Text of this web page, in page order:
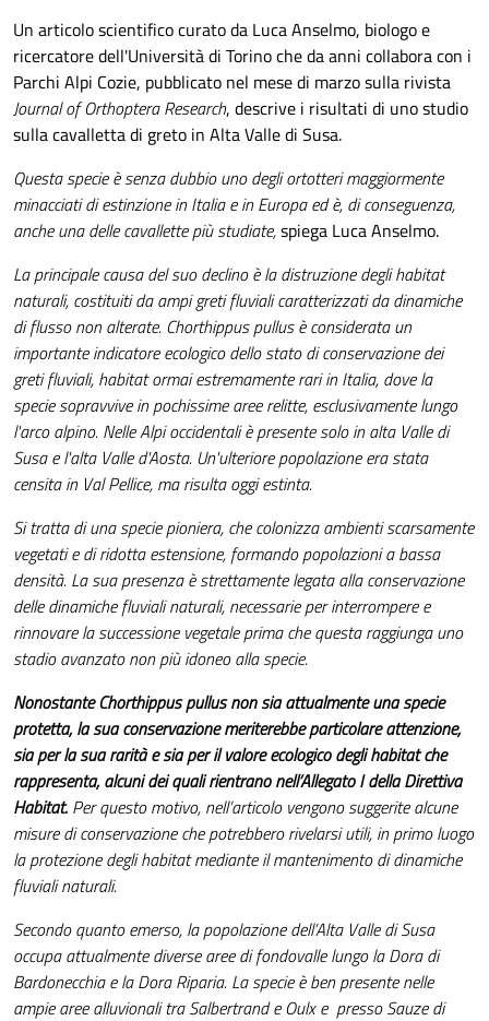
Un articolo scientifico curato da Luca Anselmo, biologo e
ricercatore dell'Università di Torino che da anni collabora con i
Parchi Alpi Cozie, pubblicato nel mese di marzo sulla rivista
Journal of Orthoptera Research, descrive i risultati di uno studio
sulla cavalletta di greto in Alta Valle di Susa.
Questa specie è senza dubbio uno degli ortotteri maggiormente
minacciati di estinzione in Italia e in Europa ed è, di conseguenza,
anche una delle cavallette più studiate,spiega Luca Anselmo.
La principale causa del suo declino è la distruzione degli habitat
naturali, costituiti da ampi greti fluviali caratterizzati da dinamiche
di flusso non alterate. Chorthippus pullus è considerata un
importante indicatore ecologico dello stato di conservazione dei
greti fluviali, habitat ormai estremamente rari in Italia, dove la
specie sopravvive in pochissime aree relitte, esclusivamente lungo
l'arco alpino. Nelle Alpi occidentali è presente solo in alta Valle di
Susa e l'alta Valle d'Aosta. Un'ulteriore popolazione era stata
censita in Val Pellice, ma risulta oggi estinta.
Si tratta di una specie pioniera, che colonizza ambienti scarsamente
vegetati e di ridotta estensione, formando popolazioni a bassa
densità. La sua presenza è strettamente legata alla conservazione
delle dinamiche fluviali naturali, necessarie per interrompere e
rinnovare la successione vegetale prima che questa raggiunga uno
stadio avanzato non più idoneo alla specie.
Nonostante Chorthippus pullus non sia attualmente una specie
protetta, la sua conservazione meriterebbe particolare attenzione,
sia per la sua rarità e sia per il valore ecologico degli habitat che
rappresenta, alcuni dei quali rientrano nell’Allegato I della Direttiva
Habitat. Per questo motivo, nell’articolo vengono suggerite alcune
misure di conservazione che potrebbero rivelarsi utili, in primo luogo
la protezione degli habitat mediante il mantenimento di dinamiche
fluviali naturali.
Secondo quanto emerso, la popolazione dell’Alta Valle di Susa
occupa attualmente diverse aree di fondovalle lungo la Dora di
Bardonecchia e la Dora Riparia. La specie è ben presente nelle
ampie aree alluvionali tra Salbertrand e Oulx e presso Sauze di